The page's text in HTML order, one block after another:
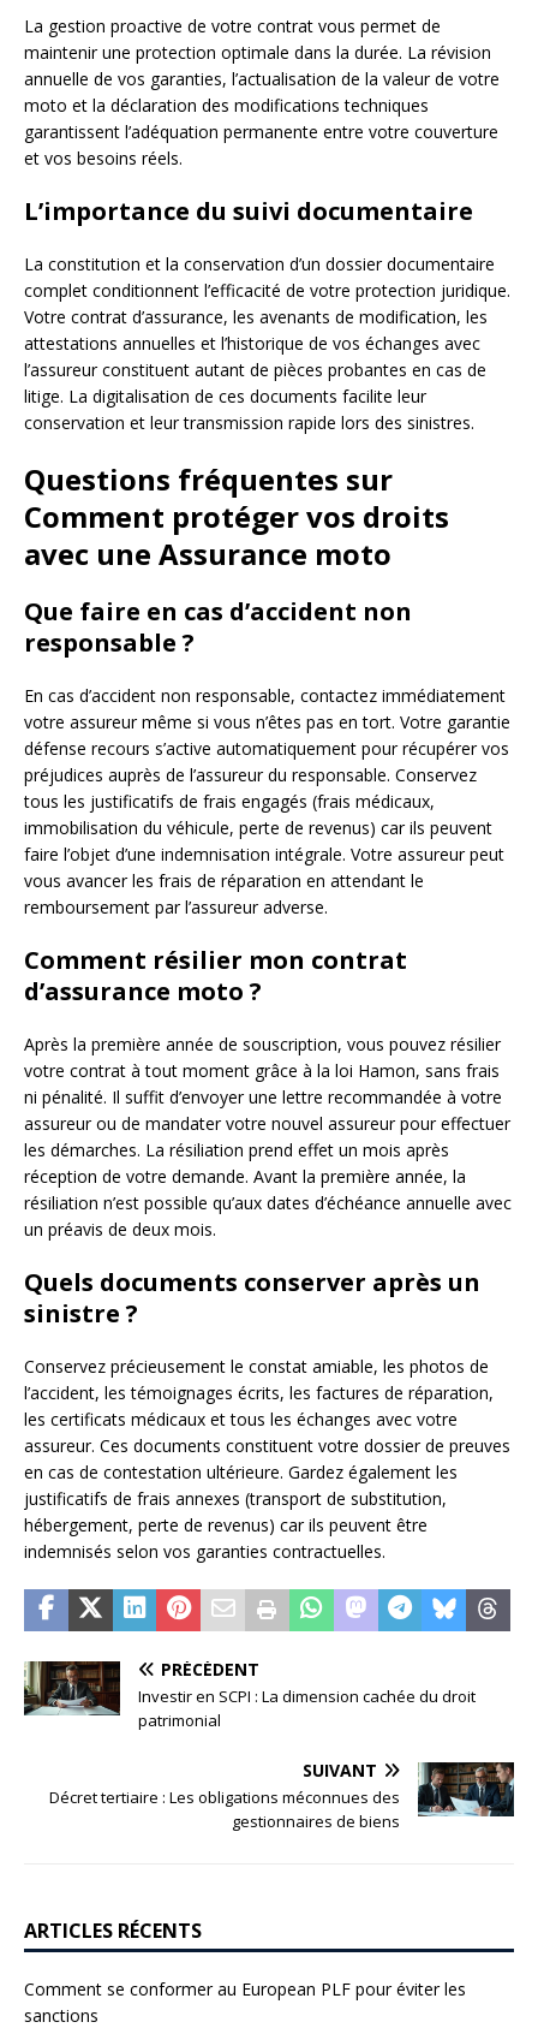
La gestion proactive de votre contrat vous permet de
maintenir une protection optimale dans la durée. La révision
annuelle de vos garanties, l’actualisation de la valeur de votre
moto et la déclaration des modifications techniques
garantissent l’adéquation permanente entre votre couverture
et vos besoins réels.
L’importance du suivi documentaire
La constitution et la conservation d’un dossier documentaire
complet conditionnent l’efficacité de votre protection juridique.
Votre contrat d’assurance, les avenants de modification, les
attestations annuelles et l’historique de vos échanges avec
l’assureur constituent autant de pièces probantes en cas de
litige. La digitalisation de ces documents facilite leur
conservation et leur transmission rapide lors des sinistres.
Questions fréquentes sur
Comment protéger vos droits
avec une Assurance moto
Que faire en cas d’accident non
responsable ?
En cas d’accident non responsable, contactez immédiatement
votre assureur même si vous n’êtes pas en tort. Votre garantie
défense recours s’active automatiquement pour récupérer vos
préjudices auprès de l’assureur du responsable. Conservez
tous les justificatifs de frais engagés (frais médicaux,
immobilisation du véhicule, perte de revenus) car ils peuvent
faire l’objet d’une indemnisation intégrale. Votre assureur peut
vous avancer les frais de réparation en attendant le
remboursement par l’assureur adverse.
Comment résilier mon contrat
d’assurance moto ?
Après la première année de souscription, vous pouvez résilier
votre contrat à tout moment grâce à la loi Hamon, sans frais
ni pénalité. Il suffit d’envoyer une lettre recommandée à votre
assureur ou de mandater votre nouvel assureur pour effectuer
les démarches. La résiliation prend effet un mois après
réception de votre demande. Avant la première année, la
résiliation n’est possible qu’aux dates d’échéance annuelle avec
un préavis de deux mois.
Quels documents conserver après un
sinistre ?
Conservez précieusement le constat amiable, les photos de
l’accident, les témoignages écrits, les factures de réparation,
les certificats médicaux et tous les échanges avec votre
assureur. Ces documents constituent votre dossier de preuves
en cas de contestation ultérieure. Gardez également les
justificatifs de frais annexes (transport de substitution,
hébergement, perte de revenus) car ils peuvent être
indemnisés selon vos garanties contractuelles.
PRÉCÉDENT
Investir en SCPI : La dimension cachée du droit
patrimonial
SUIVANT
Décret tertiaire : Les obligations méconnues des
gestionnaires de biens
ARTICLES RÉCENTS
Comment se conformer au European PLF pour éviter les
sanctions